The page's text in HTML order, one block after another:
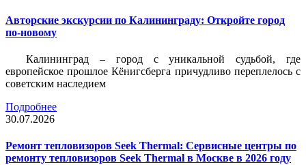
Авторские экскурсии по Калининграду: Откройте город
по-новому
Калининград – город с уникальной судьбой, где
европейское прошлое Кёнигсберга причудливо переплелось с
советским наследием
Подробнее
30.07.2026
Ремонт тепловизоров Seek Thermal: Сервисные центры по
ремонту тепловизоров Seek Thermal в Москве в 2026 году